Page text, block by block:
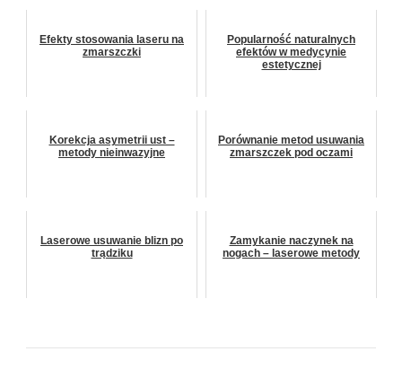
Efekty stosowania laseru na
zmarszczki
Popularność naturalnych
efektów w medycynie
estetycznej
Korekcja asymetrii ust –
metody nieinwazyjne
Porównanie metod usuwania
zmarszczek pod oczami
Laserowe usuwanie blizn po
trądziku
Zamykanie naczynek na
nogach – laserowe metody